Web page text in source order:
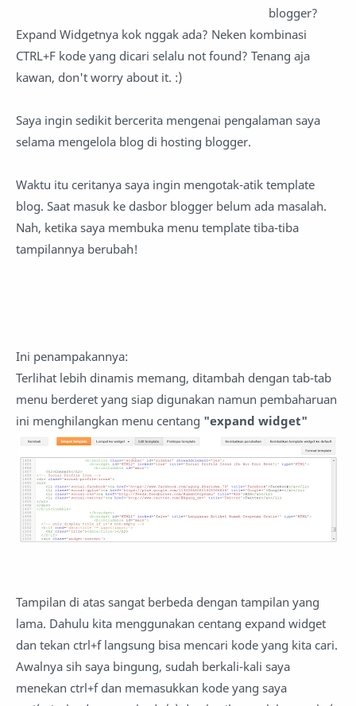
blogger?
Expand Widgetnya kok nggak ada? Neken kombinasi
CTRL+F kode yang dicari selalu not found? Tenang aja
kawan, don't worry about it. :)
Saya ingin sedikit bercerita mengenai pengalaman saya
selama mengelola blog di hosting blogger.
Waktu itu ceritanya saya ingin mengotak-atik template
blog. Saat masuk ke dasbor blogger belum ada masalah.
Nah, ketika saya membuka menu template tiba-tiba
tampilannya berubah!
Ini penampakannya:
Terlihat lebih dinamis memang, ditambah dengan tab-tab
menu berderet yang siap digunakan namun pembaharuan
ini menghilangkan menu centang "expand widget"
Tampilan di atas sangat berbeda dengan tampilan yang
lama. Dahulu kita menggunakan centang expand widget
dan tekan ctrl+f langsung bisa mencari kode yang kita cari.
Awalnya sih saya bingung, sudah berkali-kali saya
menekan ctrl+f dan memasukkan kode yang saya